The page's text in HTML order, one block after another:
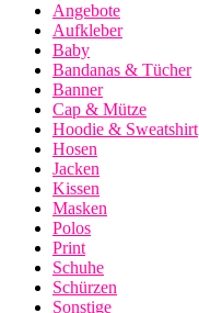
Angebote
Aufkleber
Baby
Bandanas & Tücher
Banner
Cap & Mütze
Hoodie & Sweatshirt
Hosen
Jacken
Kissen
Masken
Polos
Print
Schuhe
Schürzen
Sonstige